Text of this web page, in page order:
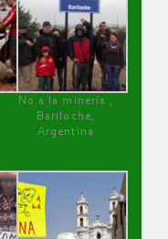
No a la minería ,
Bariloche,
Argentina